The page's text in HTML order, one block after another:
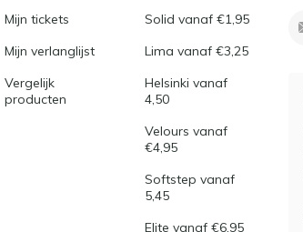
Mijn tickets
Mijn verlanglijst
Vergelijk
producten
Solid vanaf €1,95
Lima vanaf €3,25
Helsinki vanaf
4,50
Velours vanaf
€4,95
Softstep vanaf
5,45
Elite vanaf €6,95